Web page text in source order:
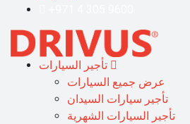
عرض جميع السيارات
تأجير سيارات السيدان
تأجير السيارات الشهرية